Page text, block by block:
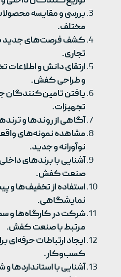
بررسی و مقایسه
مختلف.
کشف فرصت‌های جدید
تجاری.
ارتقای دانش و اطلاعات
و طراحی کفش.
یافتن تامین‌کنندگان
تجهیزات.
آگاهی از روندها و
مشاهده نمونه‌های
نوآورانه و جدید.
آشنایی با برندهای
صنعت کفش.
استفاده از تخفیف‌ها و
نمایشگاهی.
شرکت در کارگاه‌ها و
مرتبط با صنعت کفش.
ایجاد ارتباطات حرفه‌ای
کسب‌وکار.
آشنایی با استانداردها